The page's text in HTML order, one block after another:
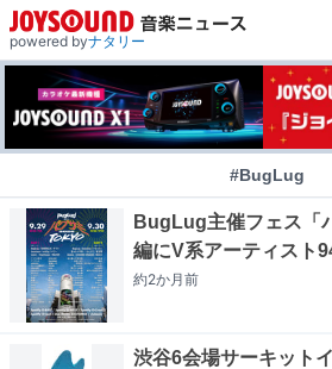
powered byナタリー
#BugLug
BugLug主催フェス「
編にV系アーティスト
約2か月前
渋谷6会場サーキット